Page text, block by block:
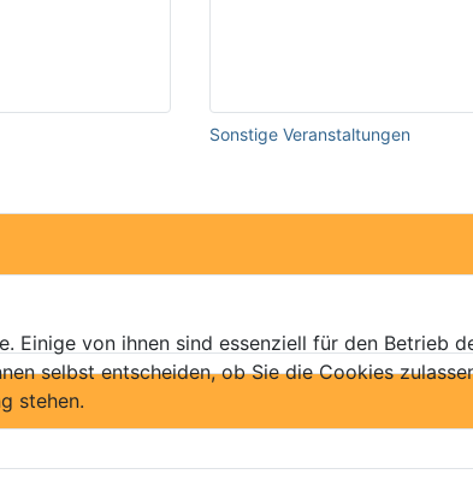
Sonstige Veranstaltungen
Einige von ihnen sind essenziell für den Betrieb
selbst entscheiden, ob Sie die Cookies
stehen.